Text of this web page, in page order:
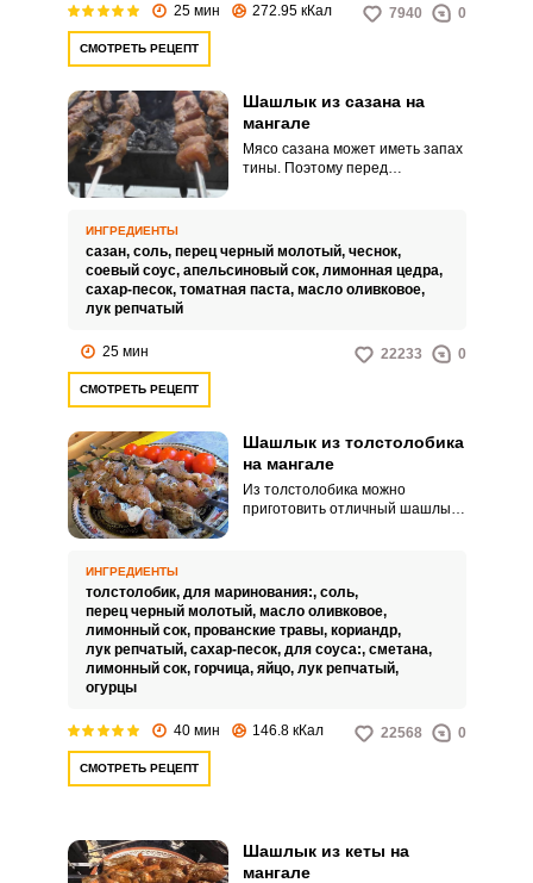
25 мин 272.95 кКал 7940 0
СМОТРЕТЬ РЕЦЕПТ
Шашлык из сазана на
мангале
Мясо сазана может иметь запах
тины. Поэтому перед
ИНГРЕДИЕНТЫ
сазан, соль, перец черный молотый, чеснок,
соевый соус, апельсиновый сок, лимонная цедра,
сахар-песок, томатная паста, масло оливковое,
лук репчатый
25 мин 22233 0
СМОТРЕТЬ РЕЦЕПТ
Шашлык из толстолобика
на мангале
Из толстолобика можно
приготовить отличный шашлык.
нанизываем на шампуры.
ИНГРЕДИЕНТЫ
толстолобик, для маринования:, соль,
перец черный молотый, масло оливковое,
лимонный сок, прованские травы, кориандр,
лук репчатый, сахар-песок, для соуса:, сметана,
лимонный сок, горчица, яйцо, лук репчатый,
огурцы
40 мин 146.8 кКал 22568 0
СМОТРЕТЬ РЕЦЕПТ
Шашлык из кеты на
мангале